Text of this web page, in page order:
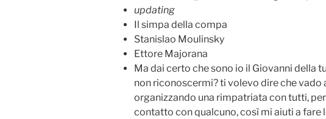
updating
Il simpa della compa
Stanislao Moulinsky
Ettore Majorana
Ma dai certo che sono io il Giovanni della
non riconoscermi? ti volevo dire che vado
organizzando una rimpatriata con tutti,
contatto con qualcuno, così mi aiuti a fare